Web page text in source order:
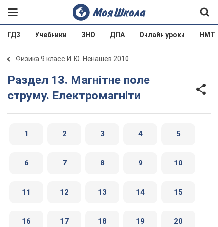
ГДЗ Учебники ЗНО ДПА Онлайн уроки НМТ
Физика 9 класс И. Ю. Ненашев 2010
Раздел 13. Магнітне поле
струму. Електромагніти
1 2 3 4 5
6 7 8 9 10
11 12 13 14 15
16 17 18 19 20